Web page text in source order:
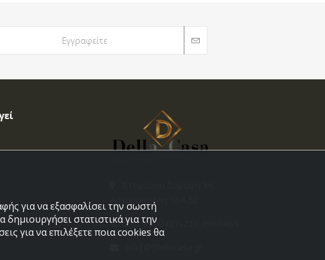
Αργυρούπολη 164 52
210 9960427-210 9960489
για να εξασφαλίσει την σωστή
στατιστικά για την
για να επιλέξετε ποια cookies θα